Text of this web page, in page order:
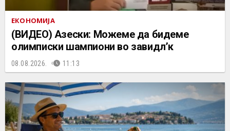
ЕКОНОМИЈА
(ВИДЕО) Азески: Можеме да бидеме
олимписки шампиони во завидл’к
08.08.2026. 11:13